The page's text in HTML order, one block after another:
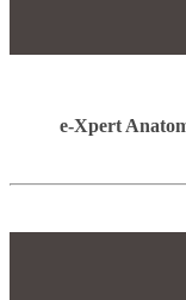
e-Xpert